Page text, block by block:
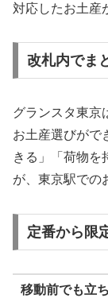
対応したお土産
改札内でま
グランスタ東京
お土産選びがで
きる」「荷物を
が、東京駅での
定番から限
移動前でも立